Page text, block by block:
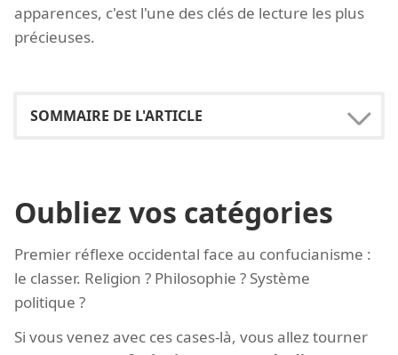
apparences, c'est l'une des clés de lecture les plus
précieuses.
Oubliez vos catégories
Premier réflexe occidental face au confucianisme :
le classer. Religion ? Philosophie ? Système
politique ?
Si vous venez avec ces cases-là, vous allez tourner